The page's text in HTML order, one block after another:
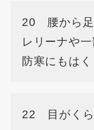
20 腰から足
レリーナや
防寒にもはく
22 目がくら